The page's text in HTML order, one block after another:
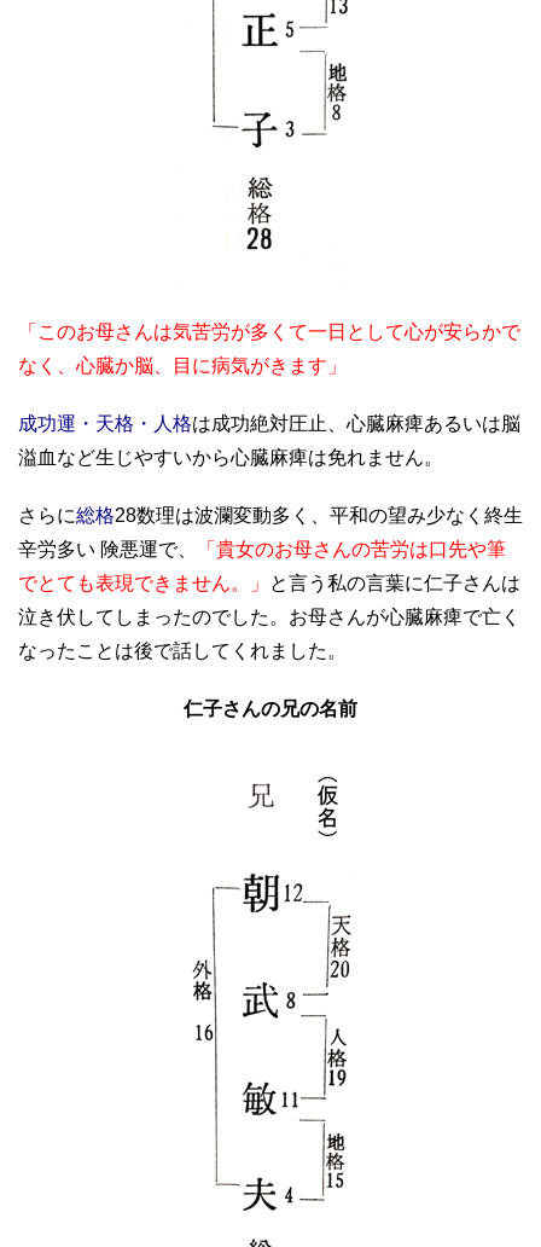
「このお母さんは気苦労が多くて一日として心が安らかで
なく、心臓か脳、目に病気がきます」
成功運・天格・人格は成功絶対圧止、心臓麻痺あるいは脳
溢血など生じやすいから心臓麻痺は免れません。
さらに総格28数理は波瀾変動多く、平和の望み少なく終生
辛労多い 険悪運で、
「貴女のお母さんの苦労は口先や筆
でとても表現できません。」
と言う私の言葉に仁子さんは
泣き伏してしまったのでした。お母さんが心臓麻痺で亡く
なったことは後で話してくれました。
仁子さんの兄の名前